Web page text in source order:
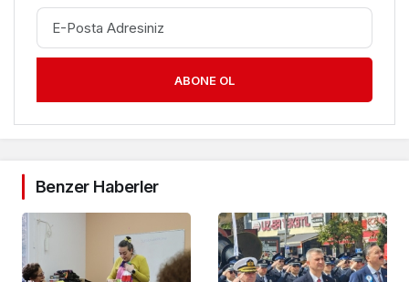
ABONE OL
Benzer Haberler